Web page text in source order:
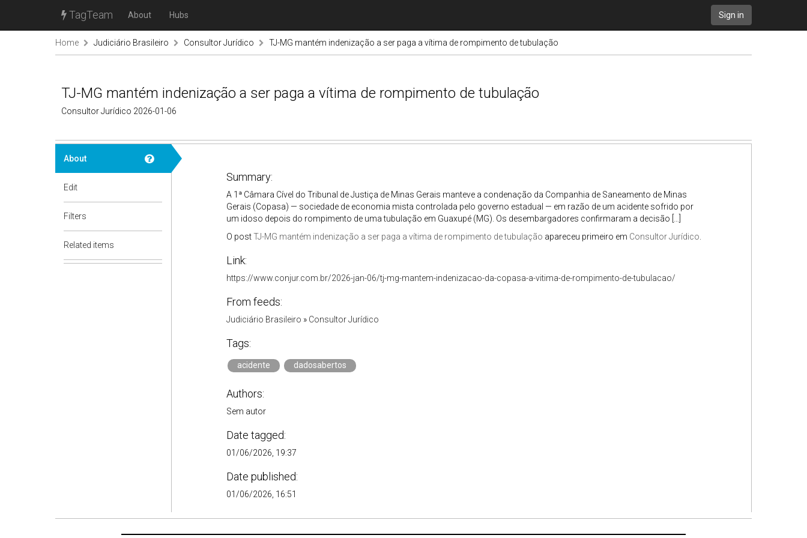
TagTeam About Hubs Sign in
Home Judiciário Brasileiro Consultor Jurídico TJ-MG mantém indenização a ser paga a vítima de rompimento de tubulação
TJ-MG mantém indenização a ser paga a vítima de rompimento de tubulação
Consultor Jurídico 2026-01-06
About
Edit
Filters
Related items
Summary:
A 1ª Câmara Cível do Tribunal de Justiça de Minas Gerais manteve a condenação da Companhia de Saneamento de Minas
Gerais (Copasa) — sociedade de economia mista controlada pelo governo estadual — em razão de um acidente sofrido por
um idoso depois do rompimento de uma tubulação em Guaxupé (MG). Os desembargadores confirmaram a decisão […]
O postTJ-MG mantém indenização a ser paga a vítima de rompimento de tubulação apareceu primeiro em Consultor Jurídico
Link:
https://www.conjur.com.br/2026-jan-06/tj-mg-mantem-indenizacao-da-copasa-a-vitima-de-rompimento-de-tubulacao/
From feeds:
Judiciário Brasileiro » Consultor Jurídico
Tags:
acidente dadosabertos
Authors:
Sem autor
Date tagged:
01/06/2026, 19:37
Date published:
01/06/2026, 16:51